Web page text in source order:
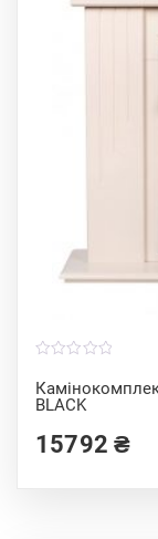
BLACK
o
u
t
f15792₴